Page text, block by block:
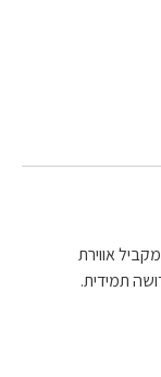
אווירת
תמידית.